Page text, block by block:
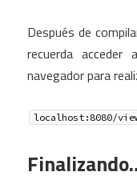
Después de
recuerda
navegador para
localhost:8080/